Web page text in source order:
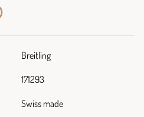
Breitling
171293
Swiss made